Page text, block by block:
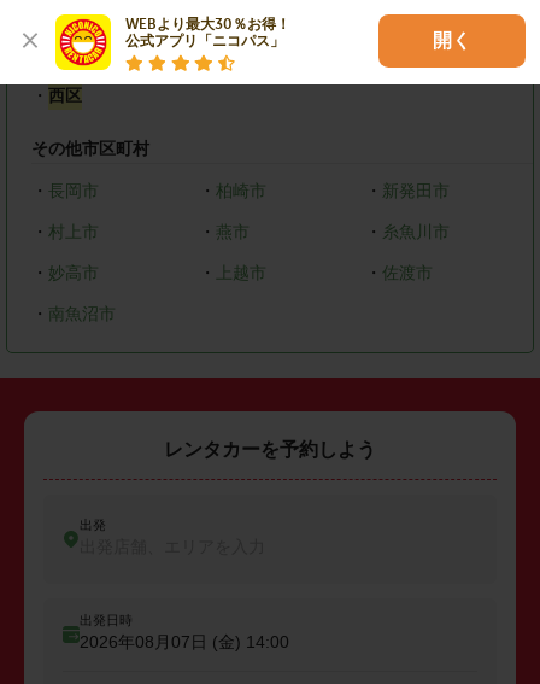
WEBより最大30％お得！
公式アプリ「ニコパス」
開く
新潟市
・ 東区 ・ 中央区 ・
・ 西区
その他市区町村
・ 長岡市 ・ 柏崎市 ・ 新発田市
・ 村上市 ・ 燕市 ・ 糸魚川市
・ 妙高市 ・ 上越市 ・ 佐渡市
・ 南魚沼市
レンタカーを予約しよう
出発
出発日時
2026年08月07日 (金) 14:00